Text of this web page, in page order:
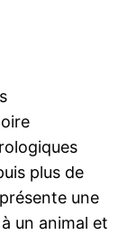
plus de
une
un animal et